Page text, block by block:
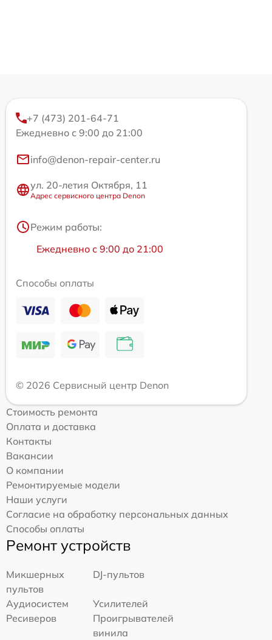
+7 (473) 201-64-71
Ежедневно с 9:00 до 21:00
info@denon-repair-center.ru
ул. 20-летия Октября, 11
Адрес сервисного центра Denon
Режим работы:
Ежедневно с 9:00 до 21:00
Способы оплаты
© 2026 Сервисный центр Denon
Стоимость ремонта
Оплата и доставка
Контакты
Вакансии
О компании
Ремонтируемые модели
Наши услуги
Согласие на обработку персональных данных
Способы оплаты
Ремонт устройств
Микшерных
пультов
DJ-пультов
Аудиосистем
Усилителей
Ресиверов
Проигрывателей
винила